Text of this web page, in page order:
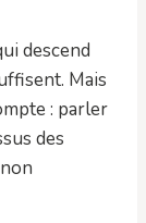
descend
Mais
: parler
des